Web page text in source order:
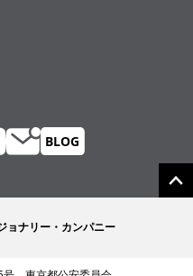
ョナリー・カンパニー